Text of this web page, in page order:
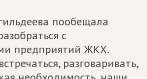
пообещала
с
предприятий ЖКХ.
разговаривать,